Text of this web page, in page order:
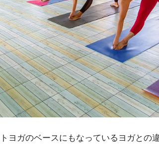
ヨガのベースにもなっているヨガとの